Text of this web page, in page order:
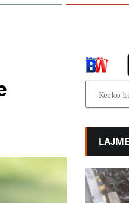
minibus në
dy të vrarë